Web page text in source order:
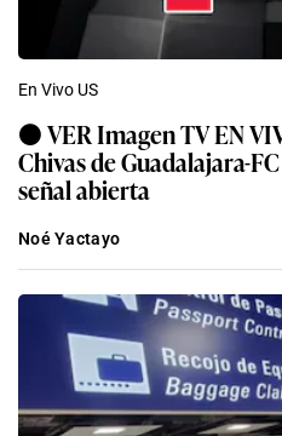
En Vivo US
⚫ VER Imagen TV EN
Chivas de Guadalajara-
señal abierta
Noé Yactayo